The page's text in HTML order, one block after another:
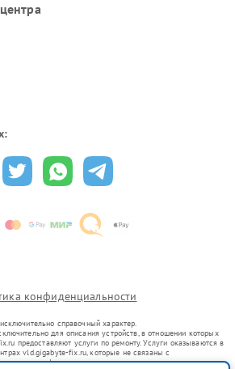
конфиденциальности
справочный характер.
для описания устройств, в отношении которых
предоставляют услуги по ремонту. Услуги оказываются в
vld.gigabyte-fix.ru, которые не связаны с
или их официальными представителями.